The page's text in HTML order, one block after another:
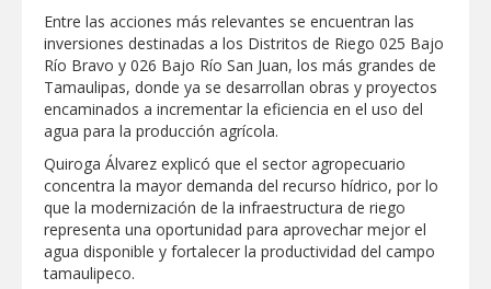
Respalda la SET acuerdos de la
CONAEDU sobre redes sociales y
escuelas militarizadas
AVANZAN TRABAJOS DE
MODERNIZACIÓN EN AVENIDA
REFORMA; GOBIERNO MUNICIPAL
MANTIENE EL RITMO DE LAS OBRAS
PRIORITARIAS
Atendió Protección Civil de Reynosa
reportes ante lluvias
Realiza Gobierno de Reynosa programa
Acción y Conciencia en Campestre e
Integración Familiar
Entre las acciones más relevantes se encuentran las
inversiones destinadas a los Distritos de Riego 025 Bajo
Río Bravo y 026 Bajo Río San Juan, los más grandes de
Tamaulipas, donde ya se desarrollan obras y proyectos
encaminados a incrementar la eficiencia en el uso del
agua para la producción agrícola.
Quiroga Álvarez explicó que el sector agropecuario
concentra la mayor demanda del recurso hídrico, por lo
que la modernización de la infraestructura de riego
representa una oportunidad para aprovechar mejor el
agua disponible y fortalecer la productividad del campo
tamaulipeco.